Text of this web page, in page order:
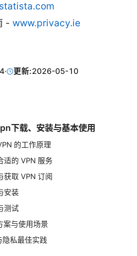
- www.privacy.ie
· 更新:2026-05-10
下载、安装与基本使用
的工作原理
适的 VPN 服务
获取 VPN 订阅
安装
测试
案与使用场景
隐私最佳实践